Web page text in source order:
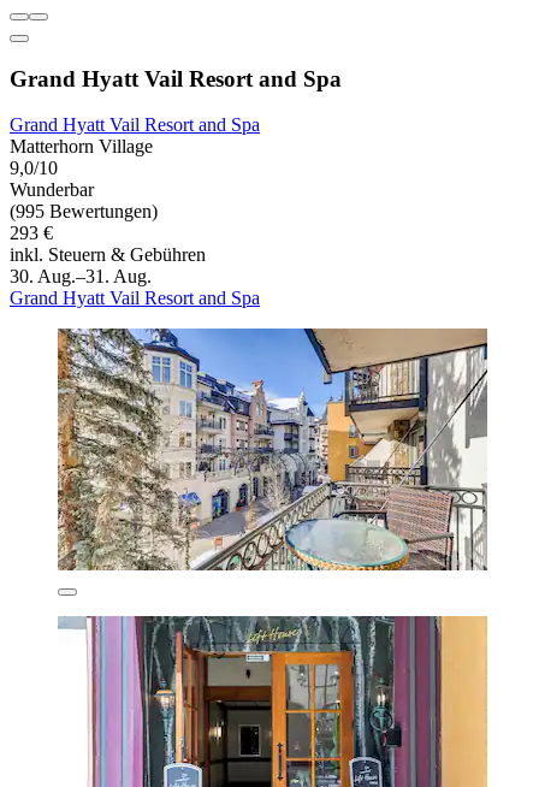
Grand Hyatt Vail Resort and Spa
Grand Hyatt Vail Resort and Spa
Matterhorn Village
9,0/10
Wunderbar
(995 Bewertungen)
293 €
inkl. Steuern & Gebühren
30. Aug.–31. Aug.
Grand Hyatt Vail Resort and Spa